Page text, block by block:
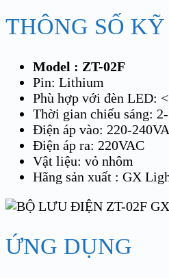
THÔNG SỐ
Model : ZT-02F
Pin: Lithium
Phù hợp với đèn LED:
Thời gian chiếu sáng:
Điện áp vào: 220-
Điện áp ra: 220VAC
Vật liệu: vỏ nhôm
Hãng sản xuất : GX
ỨNG DỤNG